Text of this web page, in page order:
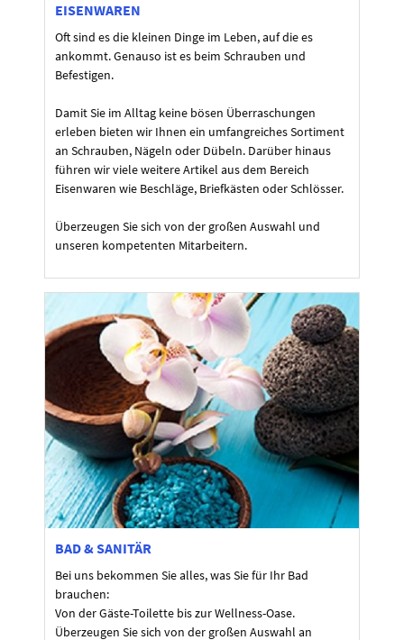
EISENWAREN
Oft sind es die kleinen Dinge im Leben, auf die es
ankommt. Genauso ist es beim Schrauben und
Befestigen.
Damit Sie im Alltag keine bösen Überraschungen
erleben bieten wir Ihnen ein umfangreiches Sortiment
an Schrauben, Nägeln oder Dübeln. Darüber hinaus
führen wir viele weitere Artikel aus dem Bereich
Eisenwaren wie Beschläge, Briefkästen oder Schlösser.
Überzeugen Sie sich von der großen Auswahl und
unseren kompetenten Mitarbeitern.
BAD & SANITÄR
Bei uns bekommen Sie alles, was Sie für Ihr Bad
brauchen:
Von der Gäste-Toilette bis zur Wellness-Oase.
Überzeugen Sie sich von der großen Auswahl an